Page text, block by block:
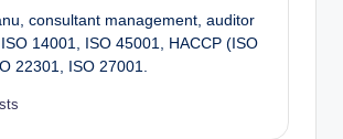
consultant management, auditor
14001, ISO 45001, HACCP (ISO
22301, ISO 27001.